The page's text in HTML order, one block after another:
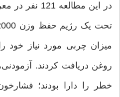
در این
خطر را دارا بودند؛ فشارخون